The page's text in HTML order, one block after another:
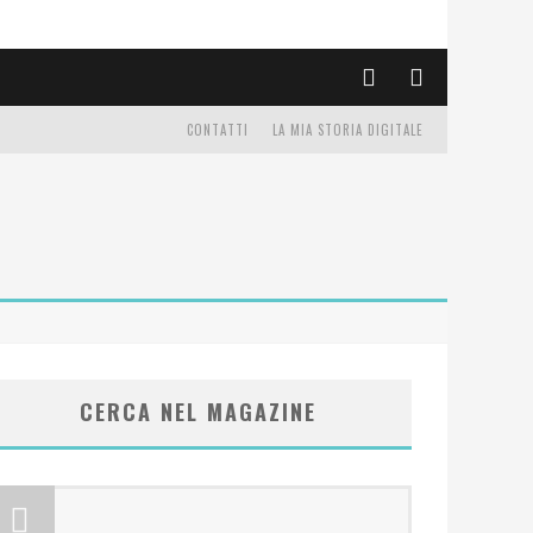
LA MIA STORIA DIGITALE
CONTATTI
CERCA NEL MAGAZINE